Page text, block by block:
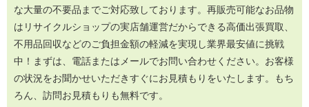
な大量の不要品までご対応致しております。再販売可能なお品物
はリサイクルショップの実店舗運営だからできる高価出張買取、
不用品回収などのご負担金額の軽減を実現し業界最安値に挑戦
中！まずは、電話またはメールでお問い合わせください。お客様
の状況をお聞かせいただきすぐにお見積もりをいたします。もち
ろん、訪問お見積もりも無料です。